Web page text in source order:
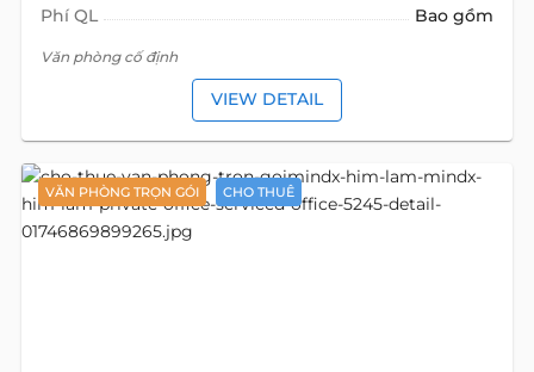
Phí QL Bao gồm
Văn phòng cố định
VIEW DETAIL
VĂN PHÒNG TRỌN GÓI CHO THUÊ